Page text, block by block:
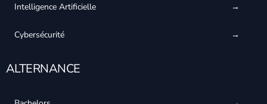
Intelligence Artificielle
Cybersécurité
ALTERNANCE